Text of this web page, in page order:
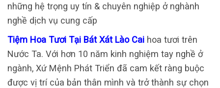
những hệ trọng uy tín & chuyên nghiệp ở nghành
nghề dịch vụ cung cấp
Tiệm Hoa Tươi Tại Bát Xát Lào Cai hoa tươi trên
Nước Ta. Với hơn 10 năm kinh nghiệm tay nghề ở
ngành, Xứ Mệnh Phát Triển đã cam kết ràng buộc
được vị trí của bản thân mình và trở thành sự chọn